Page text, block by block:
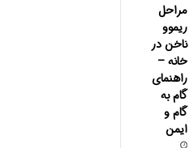
مراحل
ریموو
ناخن در
خانه –
راهنمای
گام به
گام و
ایمن